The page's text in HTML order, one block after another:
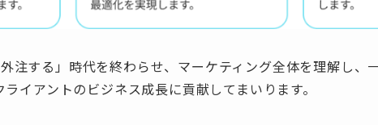
注する」時代を終わらせ、マーケティング全体を理解し、
イアントのビジネス成長に貢献してまいります。